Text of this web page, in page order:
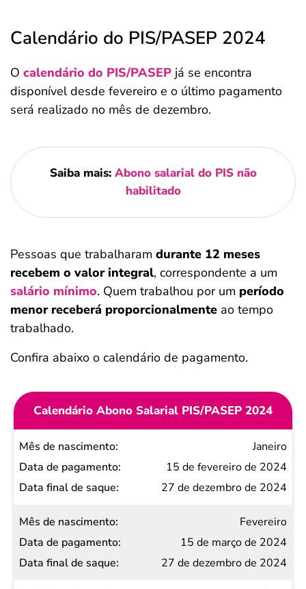
Calendário do PIS/PASEP 2024
O calendário do PIS/PASEP já se encontra
disponível desde fevereiro e o último pagamento
será realizado no mês de dezembro.
Saiba mais: Abono salarial do PIS não
habilitado
Pessoas que trabalharam durante 12 meses
recebem o valor integral, correspondente a um
salário mínimo. Quem trabalhou por um período
menor receberá proporcionalmente ao tempo
trabalhado.
Confira abaixo o calendário de pagamento.
Calendário Abono Salarial PIS/PASEP 2024
Mês de
nascimento
Data de
Data
final
de
Janeiro
15 de fevereiro de 2024
27 de dezembro de 2024
Fevereiro
15 de março de 2024
27 de dezembro de 2024